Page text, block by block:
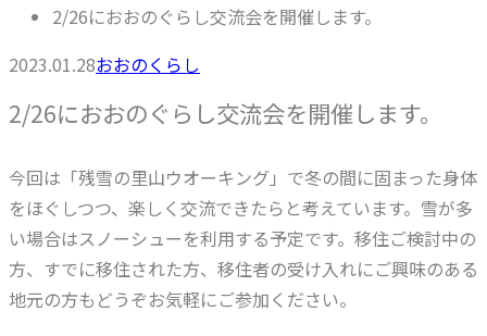
2/26におおのぐらし交流会を開催します。
2023.01.28おおのくらし
2/26におおのぐらし交流会を開催します。
今回は「残雪の里山ウオーキング」で冬の間に固まった身体
をほぐしつつ、楽しく交流できたらと考えています。雪が多
い場合はスノーシューを利用する予定です。移住ご検討中の
方、すでに移住された方、移住者の受け入れにご興味のある
地元の方もどうぞお気軽にご参加ください。